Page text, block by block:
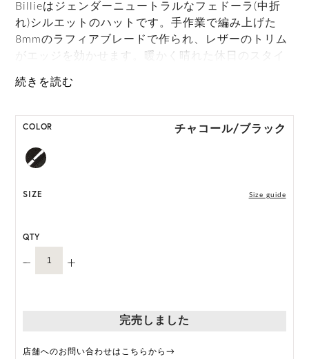
Billieはジェンダーニュートラルなフェドーラ(中折
れ)シルエットのハットです。手作業で編み上げた
8mmのラフィアブレードで作られ、レザーのトリム
がエッジを効かせます。暖かく晴れた休日のスタイ
いお気に入りアイテムになるでしょう。
M, L, XL展開の商品:M 57.5cm, L59.5cm, XL
ONE SIZE展開の商品:ONE SIZE 59.5cm
HAT BOX(有償 GIFT BOX）対象商品
COLOR チャコール/ブラック
SIZE Size guide
QTY
完売しました
店舗へのお問い合わせはこちらから→